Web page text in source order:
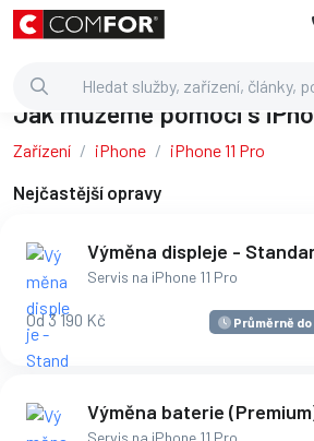
Jak můžeme pomoci s
Zařízení iPhone iPhone 11 Pro
Nejčastější opravy
Výměna displeje -
Servis na iPhone 11 Pro
Od 3 190 Kč Průměrně do
Výměna baterie
Servis na iPhone 11 Pro